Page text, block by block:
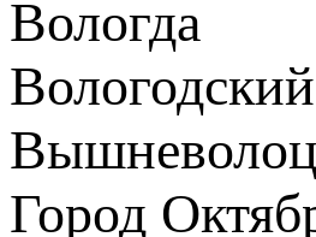
Вологда
Город